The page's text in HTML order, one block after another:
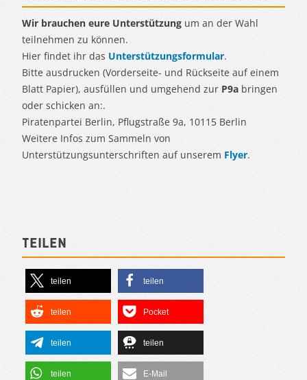
Wir brauchen eure Unterstützung um an der Wahl
teilnehmen zu können.
Hier findet ihr das Unterstützungsformular.
Bitte ausdrucken (Vorderseite- und Rückseite auf einem
Blatt Papier), ausfüllen und umgehend zur P9a bringen
oder schicken an:.
Piratenpartei Berlin, Pflugstraße 9a, 10115 Berlin
Weitere Infos zum Sammeln von
Unterstützungsunterschriften auf unserem Flyer.
Teilen
teilen teilen
teilen Pocket
teilen teilen
teilen E-Mail